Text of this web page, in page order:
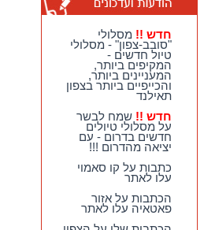
טיולי יום מהואה הין -
מבחר גדול של
מסלולים כייפיים
וחווייתיים לנופשים
בהואה הין !!
חדש !!מסלולי
"סובב-צפון" - מסלולי
טיול חדשים - המקיפים
ביותר, המעניינים
ביותר, והכייפיים ביותר
בצפון תאילנד
חדש !! שמח לבשר על
מסלולי טיולים חדשים
בדרום - עם יציאה
מהדרום !!!
חדש !! מסלולי
"סובב-צפון" - מסלולי
טיול חדשים -
המקיפים ביותר,
המעניינים ביותר,
והכייפיים ביותר בצפון
תאילנד
חדש !! שמח לבשר
על מסלולי טיולים
חדשים בדרום - עם
יציאה מהדרום !!!
כתבות על קו סאמוי
עלו לאתר
הכתבות על אזור
פאטאיה עלו לאתר